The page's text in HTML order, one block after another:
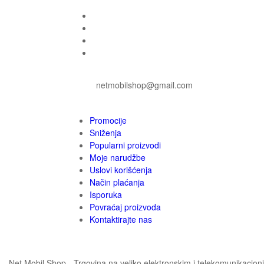
netmobilshop@gmail.com
Promocije
Sniženja
Popularni proizvodi
Moje narudžbe
Uslovi korišćenja
Način plaćanja
Isporuka
Povraćaj proizvoda
Kontaktirajte nas